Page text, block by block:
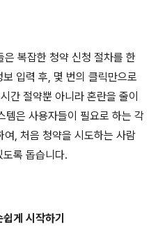
복잡한 청약 신청 절차를 한
입력 후, 몇 번의 클릭만으로
간 절약뿐 아니라 혼란을 줄이
템은 사용자들이 필요로 하는 각
여, 처음 청약을 시도하는 사람
록 돕습니다.
게 시작하기